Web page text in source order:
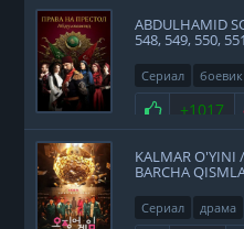
ABDULHAMID
548, 549, 550,
Сериал боевик
Нравится
+1017
KALMAR O'YINI
BARCHA
Сериал драма